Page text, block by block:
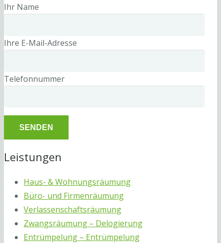
Ihr Name
Ihre E-Mail-Adresse
Telefonnummer
Leistungen
Haus- & Wohnungsräumung
Büro- und Firmenräumung
Verlassenschaftsräumung
Zwangsräumung – Delogierung
Entrümpelung – Entrümpelung